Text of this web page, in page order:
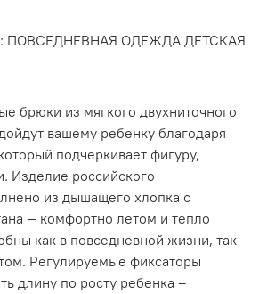
ПОВСЕДНЕВНАЯ ОДЕЖДА ДЕТСКАЯ
брюки из мягкого двухниточного
вашему ребенку благодаря
подчеркивает фигуру,
Изделие российского
из дышащего хлопка с
— комфортно летом и тепло
как в повседневной жизни, так
Регулируемые фиксаторы
длину по росту ребенка –